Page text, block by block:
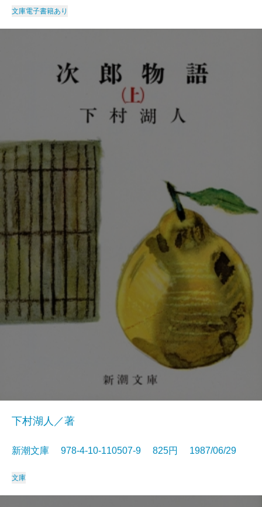
文庫電子書籍あり
下村湖人／著
新潮文庫 978-4-10-110507-9 825円 1987/06/29
文庫